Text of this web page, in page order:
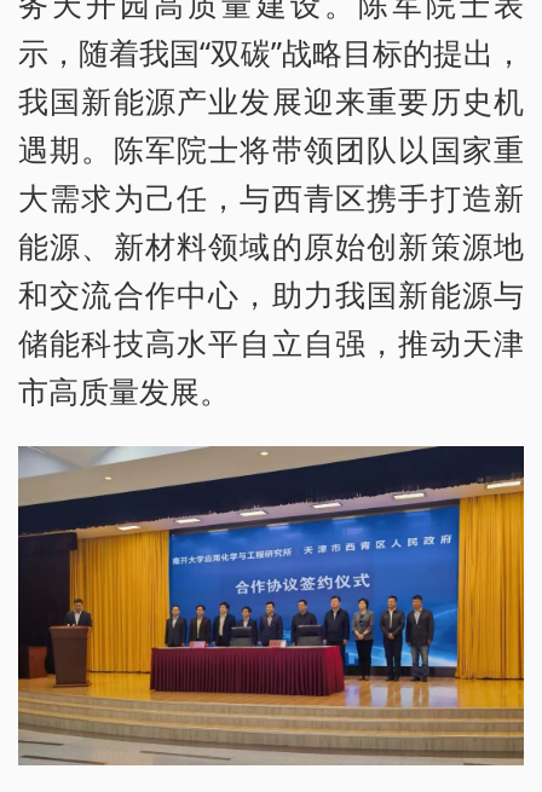
示，随着我国“双碳”战略目标的提出，
我国新能源产业发展迎来重要历史机
遇期。陈军院士将带领团队以国家重
大需求为己任，与西青区携手打造新
能源、新材料领域的原始创新策源地
和交流合作中心，助力我国新能源与
储能科技高水平自立自强，推动天津
市高质量发展。